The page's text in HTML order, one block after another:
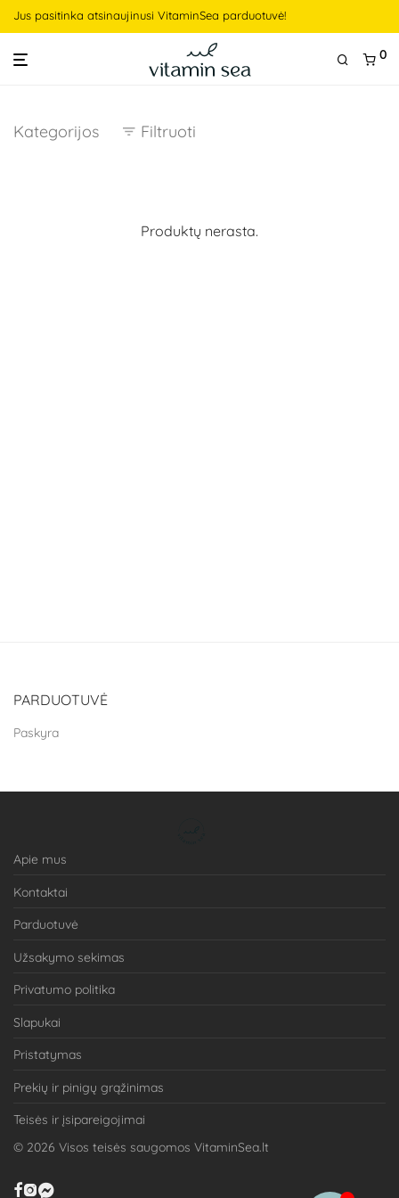
Jus pasitinka atsinaujinusi VitaminSea parduotuvė!
0
Kategorijos Filtruoti
Produktų nerasta.
PARDUOTUVĖ
Paskyra
Apie mus
Kontaktai
Parduotuvė
Užsakymo sekimas
Privatumo politika
Slapukai
Pristatymas
Prekių ir pinigų grąžinimas
Teisės ir įsipareigojimai
© 2026 Visos teisės saugomos VitaminSea.lt